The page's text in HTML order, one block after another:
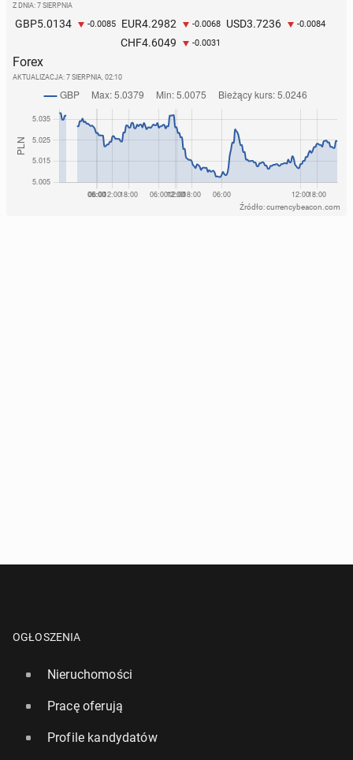
Z DNIA: 7 SIERPNIA
GBP5.0134 -0.0085 EUR4.2982 -0.0068 USD3.7236 -0.0084
CHF4.6049 -0.0031
Forex
AKTUALIZACJA: 7 SIERPNIA, 02:10
Źródło: currencybeacon.com
OGŁOSZENIA
Nieruchomości
Pracę oferują
Profile kandydatów